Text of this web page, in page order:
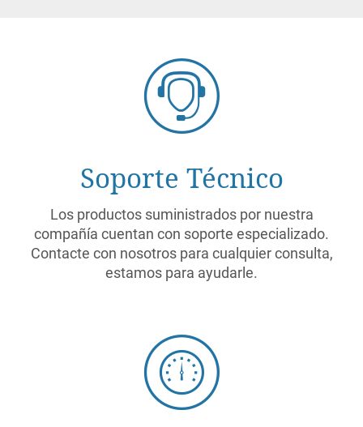
Soporte Técnico
Los productos suministrados por nuestra
compañía cuentan con soporte especializado.
Contacte con nosotros para cualquier consulta,
estamos para ayudarle.